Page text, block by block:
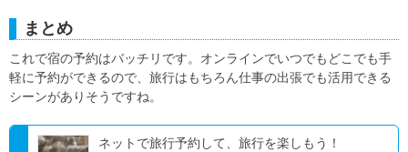
まとめ
これで宿の予約はバッチリです。オンラインでいつでもどこでも手
軽に予約ができるので、旅行はもちろん仕事の出張でも活用できる
シーンがありそうですね。
ネットで旅行予約して、旅行を楽しもう！